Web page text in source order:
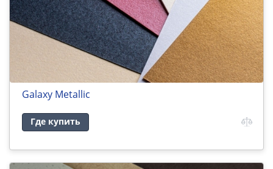
Galaxy Metallic
Где купить